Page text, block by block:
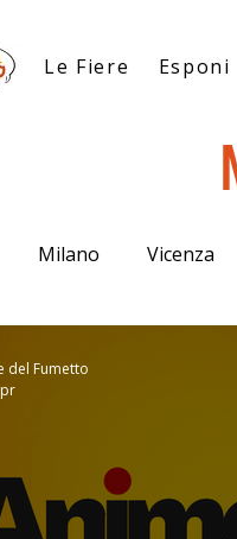
Le Fiere Esponi
Milano Vicenza
del Fumetto